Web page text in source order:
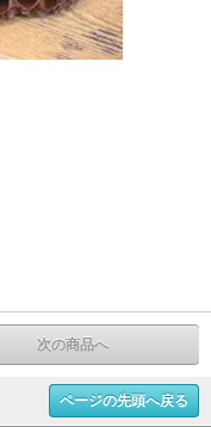
次の商品へ
ページの先頭へ戻る